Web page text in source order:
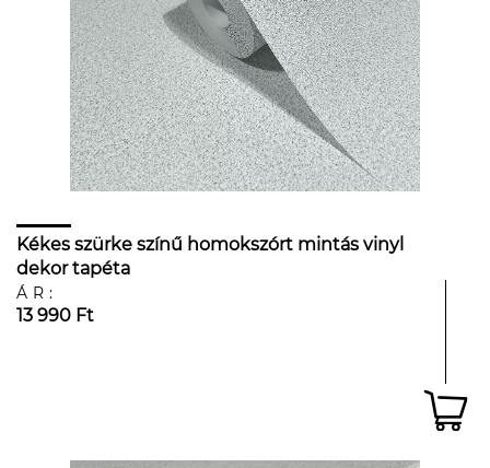
Kékes szürke színű homokszórt mintás vinyl
dekor tapéta
ÁR:
13 990 Ft